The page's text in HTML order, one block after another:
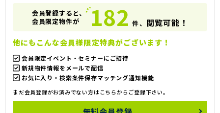
会員登録すると、
会員限定物件が
182 件、 閲覧可能！
他にもこんな会員様限定特典がございます！
会員限定イベント・セミナーにご招待
新規物件情報をメールで配信
お気に入り・検索条件保存マッチング通知機能
まだ会員登録がお済みでない方はこちらからご登録下さい。